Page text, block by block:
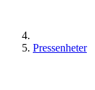
Pressenheter